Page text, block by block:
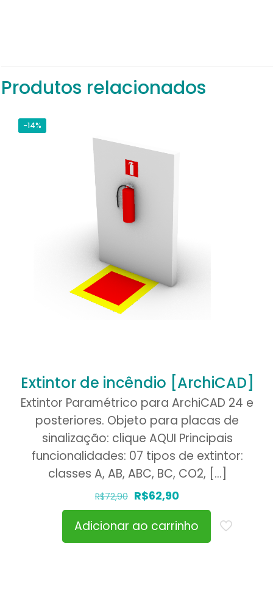
Produtos relacionados
-14%
Extintor de incêndio [ArchiCAD]
Extintor Paramétrico para ArchiCAD 24 e
posteriores. Objeto para placas de
sinalização: clique AQUI Principais
funcionalidades: 07 tipos de extintor:
classes A, AB, ABC, BC, CO2, […]
R$72,90 O
preço
original
R$62,90O
preço
atual
Adicionar ao carrinho